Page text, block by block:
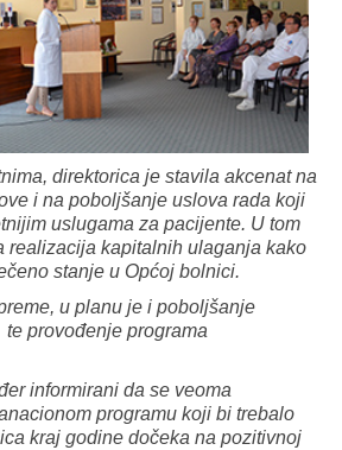
direktorica je stavila akcenat na
i na poboljšanje uslova rada koji
uslugama za pacijente. U tom
realizacija kapitalnih ulaganja kako
stanje u Općoj bolnici.
u planu je i poboljšanje
provođenje programa
informirani da se veoma
programu koji bi trebalo
kraj godine dočeka na pozitivnoj